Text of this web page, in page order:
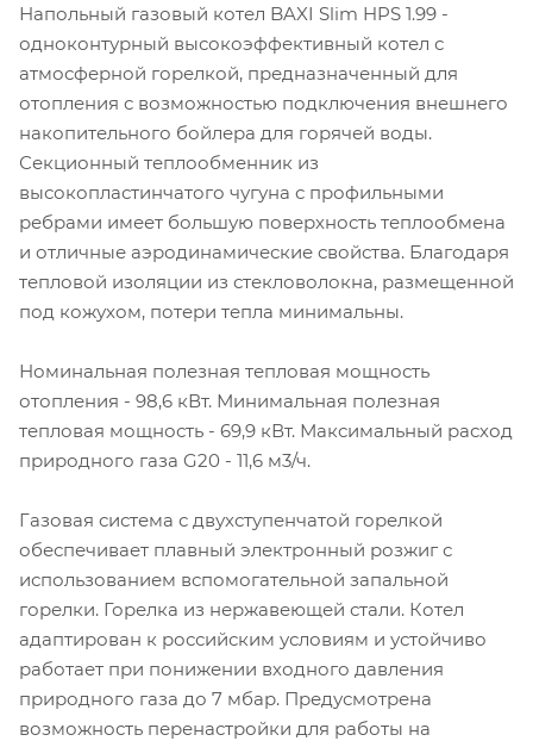
Напольный газовый котел BAXI Slim HPS 1.99 -
одноконтурный высокоэффективный котел с
атмосферной горелкой, предназначенный для
отопления с возможностью подключения внешнего
накопительного бойлера для горячей воды.
Секционный теплообменник из
высокопластинчатого чугуна с профильными
ребрами имеет большую поверхность теплообмена
и отличные аэродинамические свойства. Благодаря
тепловой изоляции из стекловолокна, размещенной
под кожухом, потери тепла минимальны.
Номинальная полезная тепловая мощность
отопления - 98,6 кВт. Минимальная полезная
тепловая мощность - 69,9 кВт. Максимальный расход
природного газа G20 - 11,6 м3/ч.
Газовая система с двухступенчатой горелкой
обеспечивает плавный электронный розжиг с
использованием вспомогательной запальной
горелки. Горелка из нержавеющей стали. Котел
адаптирован к российским условиям и устойчиво
работает при понижении входного давления
природного газа до 7 мбар. Предусмотрена
возможность перенастройки для работы на